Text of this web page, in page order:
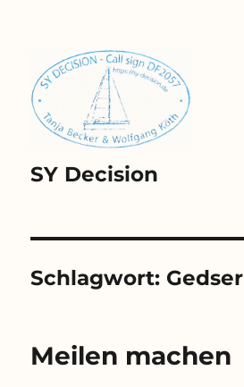
SY Decision
Schlagwort: Gedser
Meilen machen